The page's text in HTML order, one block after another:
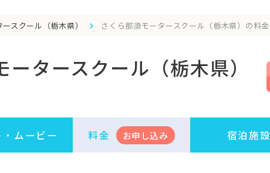
スクール（栃木県） さくら那須モータースクール（栃木県）の料金
タースクール（栃木県）
ムービー 料金 お申 し込み 宿泊施設